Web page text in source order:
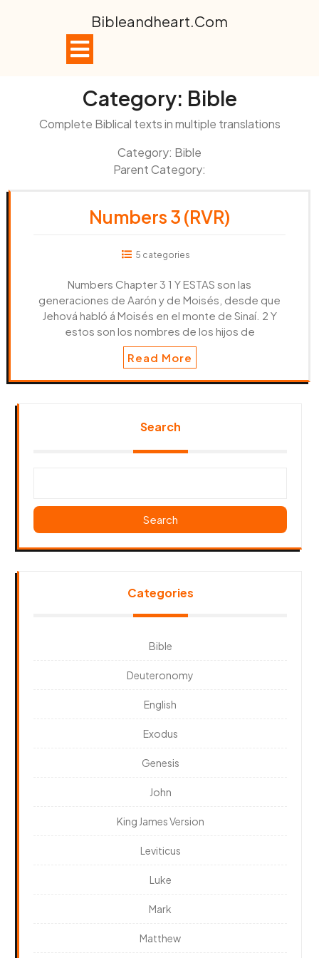
Bibleandheart.com
Category: Bible
Complete Biblical texts in multiple translations
Category: Bible
Parent Category:
Numbers 3 (RVR)
5 categories
Numbers Chapter 3 1 Y ESTAS son las
generaciones de Aarón y de Moisés, desde que
Jehová habló á Moisés en el monte de Sinaí. 2 Y
estos son los nombres de los hijos de
Read More
Search
Search
Categories
Bible
Deuteronomy
English
Exodus
Genesis
John
King James Version
Leviticus
Luke
Mark
Matthew